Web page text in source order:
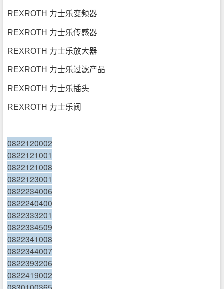
REXROTH 力士乐变频器
REXROTH 力士乐传感器
REXROTH 力士乐放大器
REXROTH 力士乐过滤产品
REXROTH 力士乐插头
REXROTH 力士乐阀
0822120002
0822121001
0822121008
0822123001
0822234006
0822240400
0822333201
0822334509
0822341008
0822344007
0822393206
0822419002